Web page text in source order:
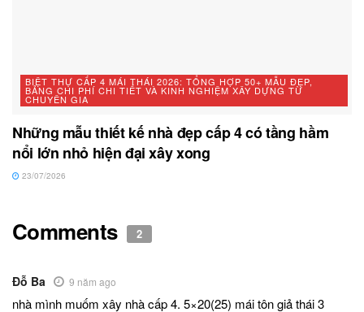
BIỆT THỰ CẤP 4 MÁI THÁI 2026: TỔNG HỢP 50+ MẪU ĐẸP,
BẢNG CHI PHÍ CHI TIẾT VÀ KINH NGHIỆM XÂY DỰNG TỪ
CHUYÊN GIA
Những mẫu thiết kế nhà đẹp cấp 4 có tầng hầm
nổi lớn nhỏ hiện đại xây xong
23/07/2026
Comments 2
Đỗ Ba 9 năm ago
nhà mình muốm xây nhà cấp 4. 5×20(25) mái tôn giả thái 3